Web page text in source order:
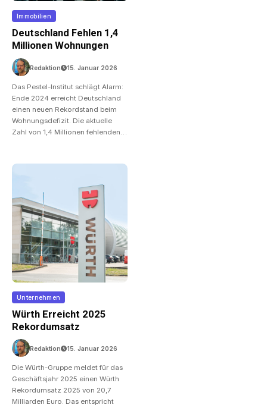
Immobilien
Deutschland Fehlen 1,4
Millionen Wohnungen
Redaktion 15. Januar 2026
Das Pestel-Institut schlägt Alarm:
Ende 2024 erreicht Deutschland
einen neuen Rekordstand beim
Wohnungsdefizit. Die aktuelle
Zahl von 1,4 Millionen fehlenden…
Unternehmen
Würth Erreicht 2025
Rekordumsatz
Redaktion 15. Januar 2026
Die Würth-Gruppe meldet für das
Geschäftsjahr 2025 einen Würth
Rekordumsatz 2025 von 20,7
Milliarden Euro. Das entspricht